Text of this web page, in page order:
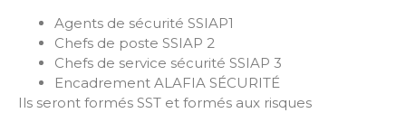
Agents de sécurité SSIAP1
Chefs de poste SSIAP 2
Chefs de service sécurité SSIAP 3
Encadrement ALAFIA SÉCURITÉ
Ils seront formés SST et formés aux risques